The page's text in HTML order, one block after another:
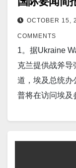
OCTOBER 15,
COMMENTS
1。据Ukraine
克兰提供战斧导
道，埃及总统办
普将在访问埃及
糕”。